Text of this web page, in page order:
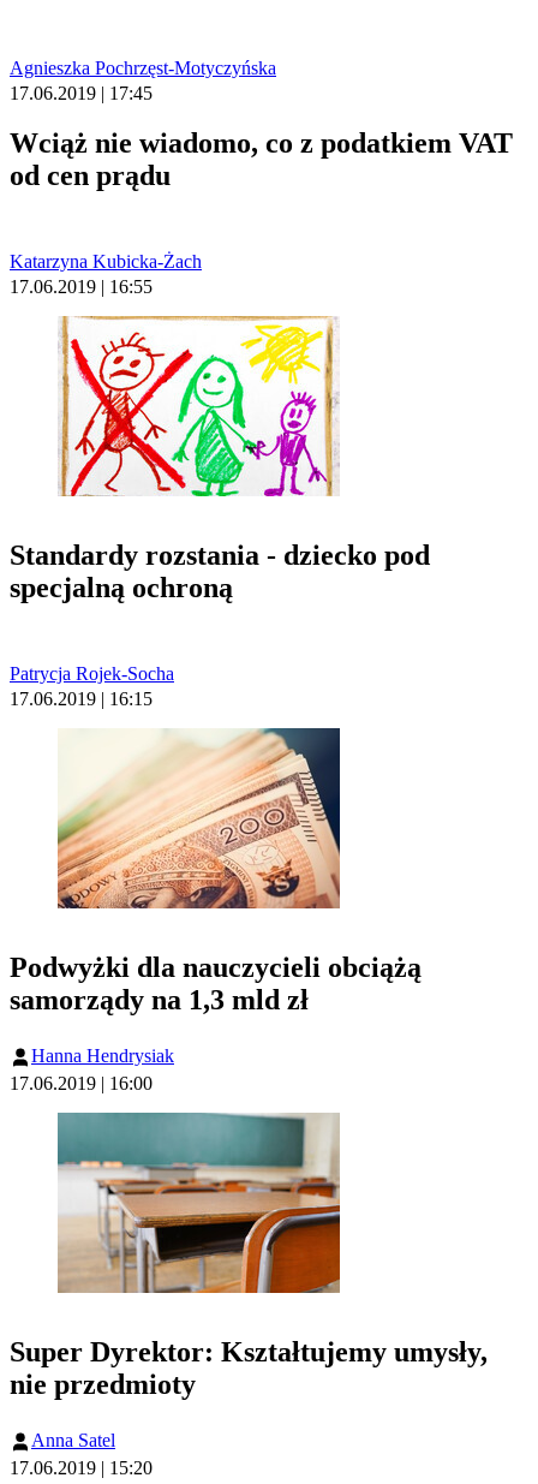
Agnieszka Pochrzęst-Motyczyńska
17.06.2019 | 17:45
Wciąż nie wiadomo, co z podatkiem VAT
od cen prądu
Katarzyna Kubicka-Żach
17.06.2019 | 16:55
Standardy rozstania - dziecko pod
specjalną ochroną
Patrycja Rojek-Socha
17.06.2019 | 16:15
Podwyżki dla nauczycieli obciążą
samorządy na 1,3 mld zł
Hanna Hendrysiak
17.06.2019 | 16:00
Super Dyrektor: Kształtujemy umysły,
nie przedmioty
Anna Satel
17.06.2019 | 15:20